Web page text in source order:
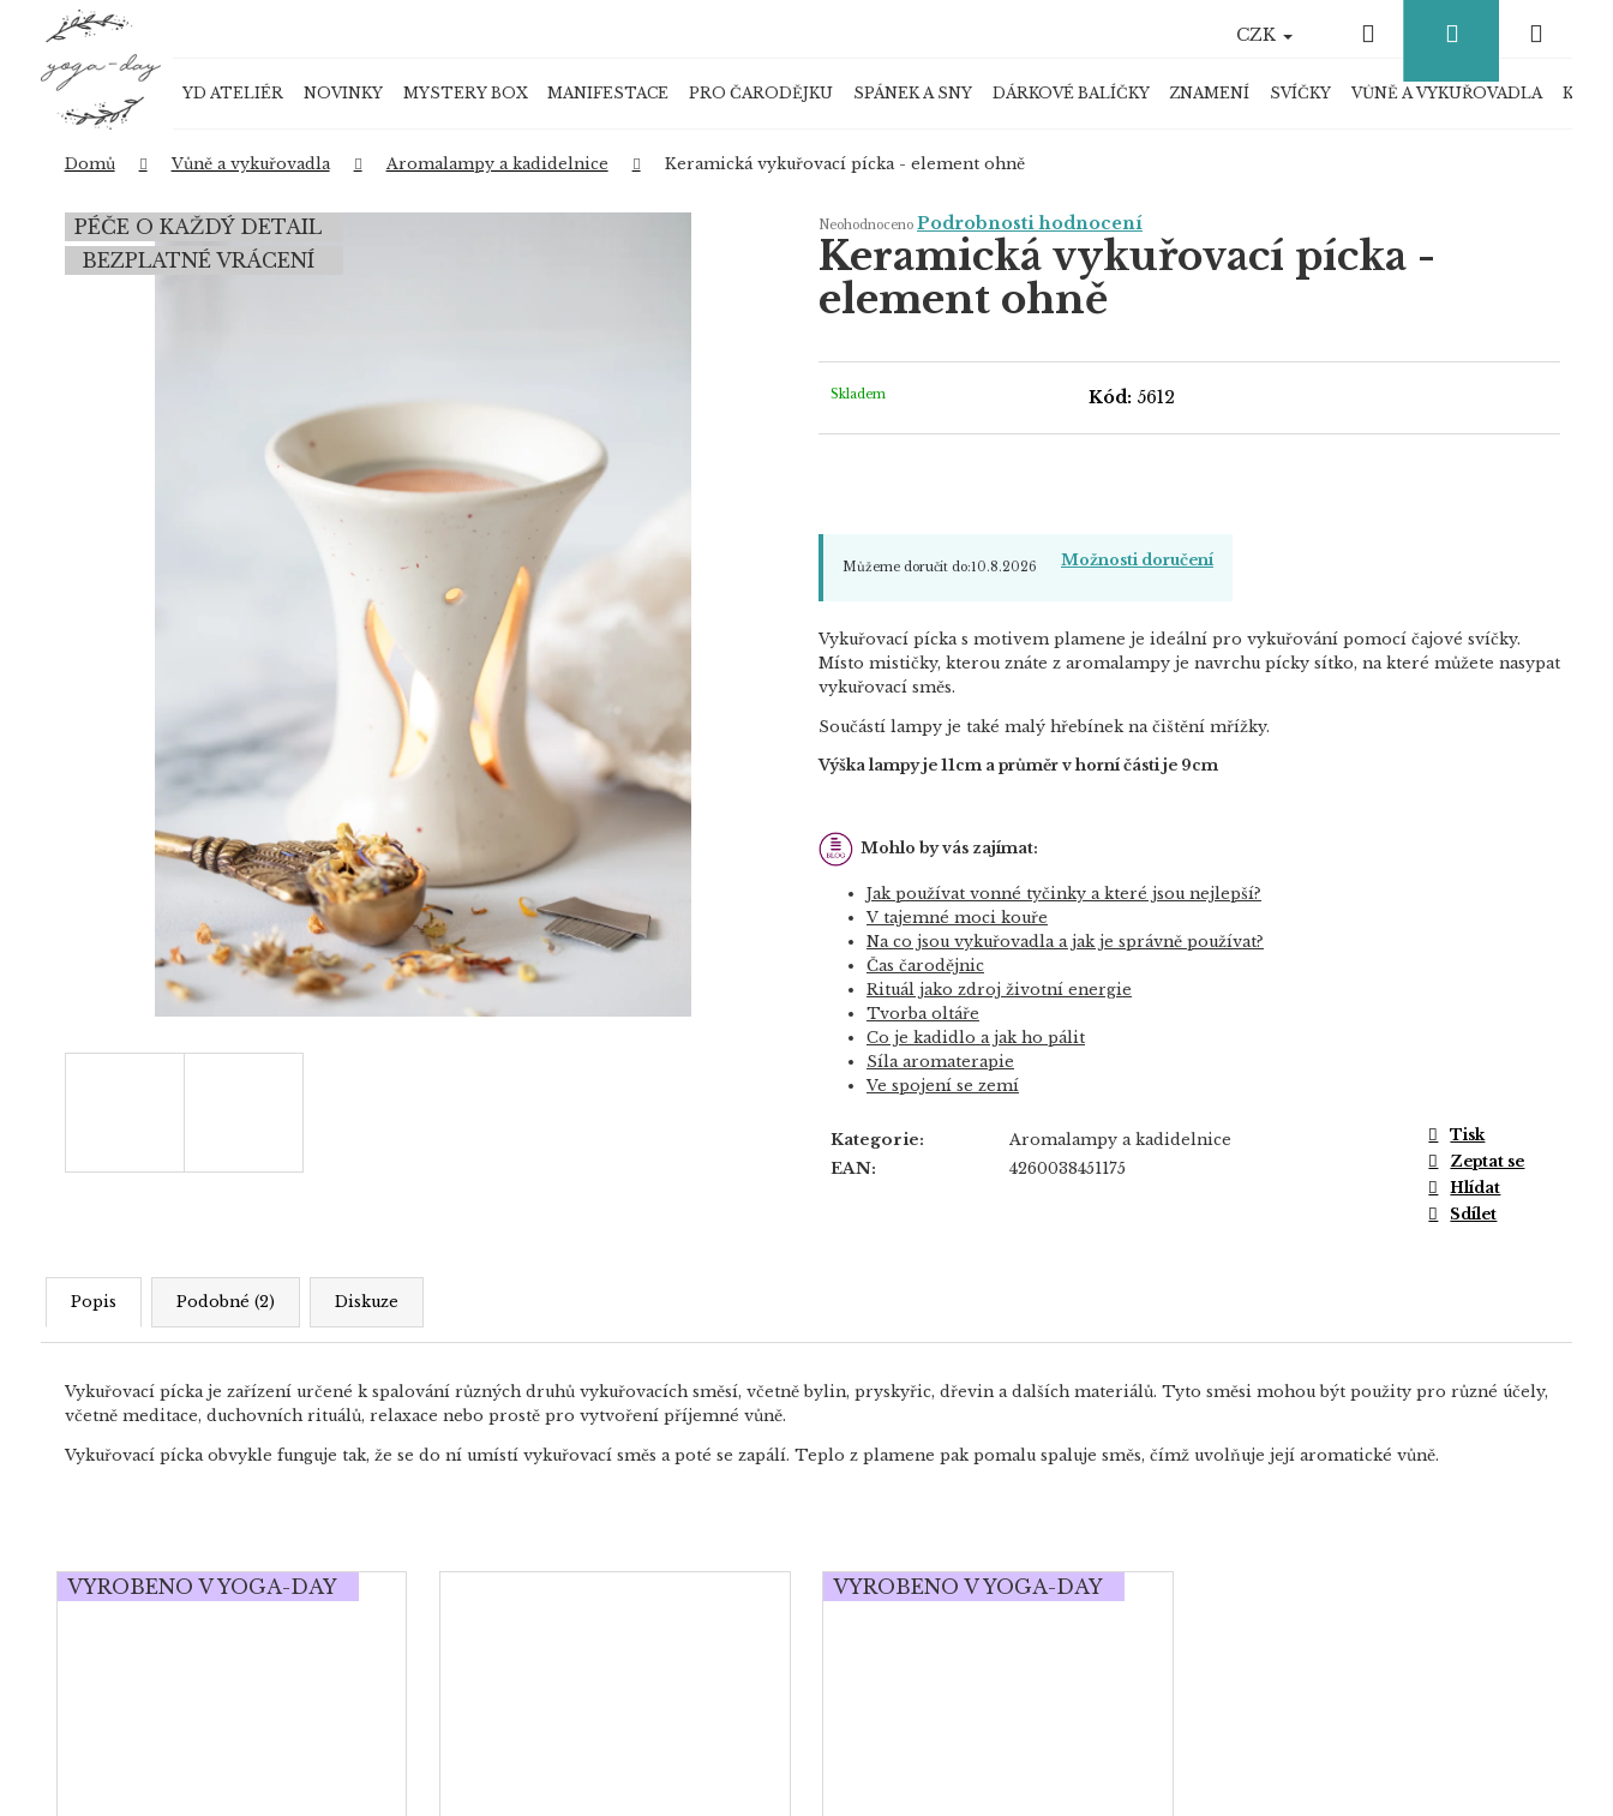
YD ATELIÉR
NOVINKY MYSTERY BOX MANIFESTACE PRO ČARODĚJKU SPÁNEK A SNY DÁRKOVÉ BALÍČKY ZNAMENÍ SVÍČKY VŮNĚ A VYKUŘOVADLA
CZK Hledat Přihlášení
košík
Domů Vůně a vykuřovadla Aromalampy a kadidelnice Keramická vykuřovací pícka - element ohně
Průměrné
hodnocení
produktu
je
z
5
Neohodnoceno Podrobnosti hodnocení
Keramická vykuřovací pícka -
element ohně
Skladem Kód: 5612
Můžeme doručit do:10.8.2026 Možnosti doručení
Vykuřovací pícka s motivem plamene je ideální pro vykuřování pomocí čajové svíčky.
Místo mističky, kterou znáte z aromalampy je navrchu pícky sítko, na které můžete nasypat
vykuřovací směs.
Součástí lampy je také malý hřebínek na čištění mřížky.
Výška lampy je 11cm a průměr v horní části je 9cm
Mohlo by vás zajímat:
Jak používat vonné tyčinky a které jsou nejlepší?
V tajemné moci kouře
Na co jsou vykuřovadla a jak je správně používat?
Čas čarodějnic
Rituál jako zdroj životní energie
Tvorba oltáře
Co je kadidlo a jak ho pálit
Síla aromaterapie
Ve spojení se zemí
Kategorie: Aromalampy a kadidelnice
EAN: 4260038451175
Tisk
Zeptat se
Hlídat
Sdílet
PÉČE O KAŽDÝ DETAIL
BEZPLATNÉ VRÁCENÍ
Popis Podobné (2) Diskuze
Vykuřovací pícka je zařízení určené k spalování různých druhů vykuřovacích směsí, včetně bylin, pryskyřic, dřevin a dalších materiálů. Tyto směsi mohou být použity pro různé účely,
včetně meditace, duchovních rituálů, relaxace nebo prostě pro vytvoření příjemné vůně.
Vykuřovací pícka obvykle funguje tak, že se do ní umístí vykuřovací směs a poté se zapálí. Teplo z plamene pak pomalu spaluje směs, čímž uvolňuje její aromatické vůně.
VYROBENO V YOGA-DAY VYROBENO V YOGA-DAY
Zpět
do
obchodu
Zpět
do
obchodu
Co potřebujete najít?
HLEDAT
Doporučujeme